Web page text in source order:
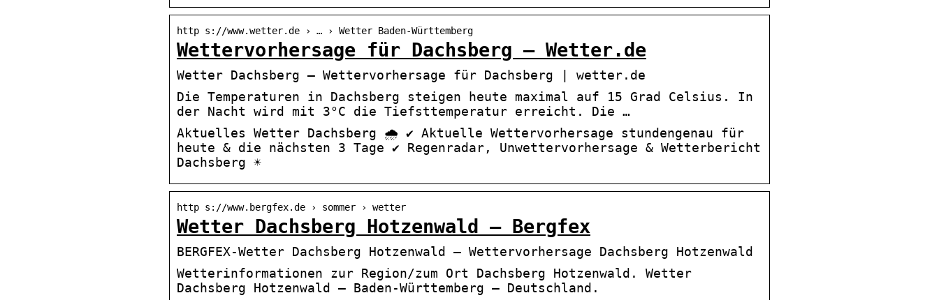
http s://www.wetter.de › … › Wetter Baden-Württemberg
Wettervorhersage für Dachsberg – Wetter.de
Wetter Dachsberg – Wettervorhersage für Dachsberg | wetter.de
Die Temperaturen in Dachsberg steigen heute maximal auf 15 Grad Celsius. In
der Nacht wird mit 3°C die Tiefsttemperatur erreicht. Die …
Aktuelles Wetter Dachsberg 🌧️ ✔ Aktuelle Wettervorhersage stundengenau für
heute & die nächsten 3 Tage ✔ Regenradar, Unwettervorhersage & Wetterbericht
Dachsberg ☀
http s://www.bergfex.de › sommer › wetter
Wetter Dachsberg Hotzenwald – Bergfex
BERGFEX-Wetter Dachsberg Hotzenwald – Wettervorhersage Dachsberg Hotzenwald
Wetterinformationen zur Region/zum Ort Dachsberg Hotzenwald. Wetter
Dachsberg Hotzenwald – Baden-Württemberg – Deutschland.